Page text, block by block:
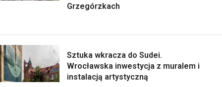
Grzegórzkach
Sztuka wkracza do Sudei.
Wrocławska inwestycja z muralem i
instalacją artystyczną